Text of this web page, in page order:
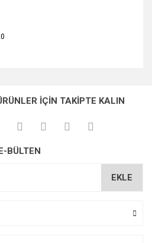
Yorum Yaz
ederiz.
bilgiler bulunuyor.
İÇİN TAKİPTE KALIN
BÜLTEN
EKLE